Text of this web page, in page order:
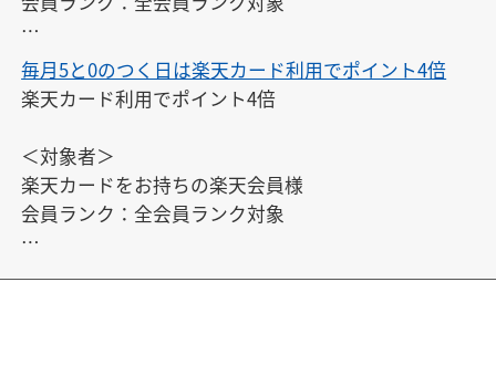
※エントリーは、開催日ごとに毎回必要です。また、
開催日以外にはエントリーできません。
※対象期間中にエントリーすれば、エントリー前のお
買い物もポイントアップの対象となります。
毎月5と0のつく日は楽天カード利用でポイント4倍
楽天カード利用でポイント4倍
＜対象者＞
楽天カードをお持ちの楽天会員様
会員ランク：全会員ランク対象